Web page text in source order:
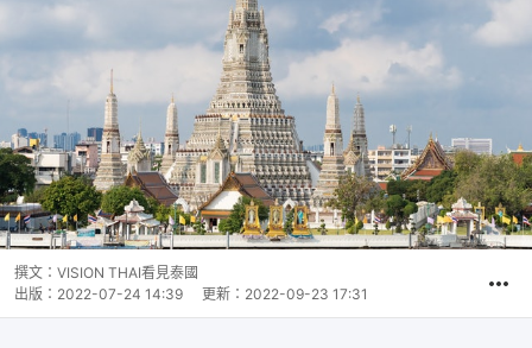
撰文： VISION THAI看見泰國
出版： 2022-07-24 14:39 更新： 2022-09-23 17:31